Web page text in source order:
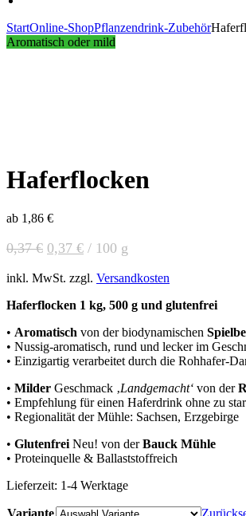
StartOnline-ShopPflanzendrink-Zubehör
Product
Flaschenbürsten
Kokosöl
Aromatisch oder mild
Haferflocken
ab 1,86 €
0,37€ Ursprünglicher
war:
0,37 €
0,37 €Aktueller
ist:
0,37 €.
/ 100 g
inkl. MwSt. zzgl. Versandkosten
Haferflocken 1 kg, 500 g und glutenfrei
• Aromatisch von der biodynamischen
• Nussig-aromatisch, rund und lecker im
• Einzigartig verarbeitet durch die Rohhafer-
• Milder Geschmack ‚Landgemacht‘ von der
• Empfehlung für einen Haferdrink ohne zu
• Regionalität der Mühle: Sachsen, Erzgebirge
• GlutenfreiNeu! von derBauck Mühle
• Proteinquelle & Ballaststoffreich
Lieferzeit: 1-4 Werktage